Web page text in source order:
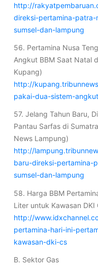
http://
direksi-pertamina-
sumsel-dan-lampung
56. Pertamina Nusa
Angkut BBM Saat Natal
Kupang)
http://
pakai-dua-sistem-
57. Jelang Tahun Baru,
Pantau Sarfas di
News Lampung)
http://
baru-direksi-pertamina-
sumsel-dan-lampung
58. Harga BBM
Liter untuk Kawasan DKI
http://
pertamina-hari-ini-
kawasan-dki-cs
B. Sektor Gas